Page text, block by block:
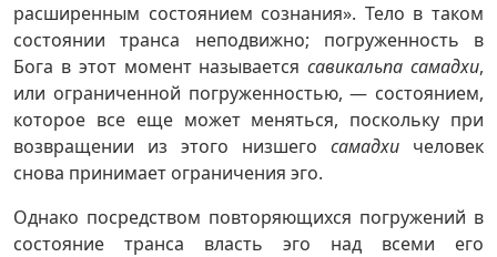
расширенным состоянием сознания». Тело в таком
состоянии транса неподвижно; погруженность в
Бога в этот момент называетсясавикальпа самадхи,
или ограниченной погруженностью, — состоянием,
которое все еще может меняться, поскольку при
возвращении из этого низшего самадхи человек
снова принимает ограничения эго.
Однако посредством повторяющихся погружений в
состояние транса власть эго над всеми его